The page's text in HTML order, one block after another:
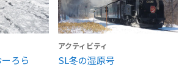
ろら
アクティビティ
SL冬の湿原号